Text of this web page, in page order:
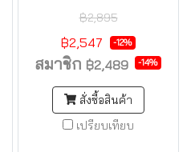
฿2,895
฿2,547 -12%
สมาชิก ฿2,489 -14%
สั่งซื้อสินค้า
เปรียบเทียบ